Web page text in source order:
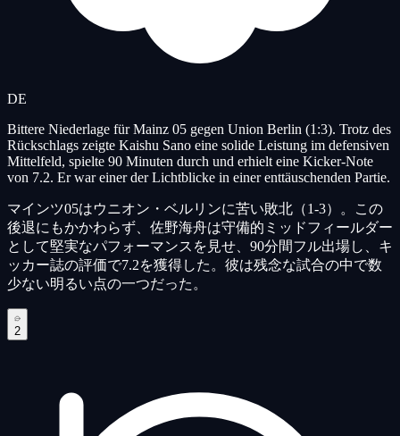
DE
Bittere Niederlage für Mainz 05 gegen Union Berlin (1:3). Trotz des
Rückschlags zeigte Kaishu Sano eine solide Leistung im defensiven
Mittelfeld, spielte 90 Minuten durch und erhielt eine Kicker-Note
von 7.2. Er war einer der Lichtblicke in einer enttäuschenden Partie.
マインツ05はウニオン・ベルリンに苦い敗北（1-3）。この
後退にもかかわらず、佐野海舟は守備的ミッドフィールダー
として堅実なパフォーマンスを見せ、90分間フル出場し、キ
ッカー誌の評価で7.2を獲得した。彼は残念な試合の中で数
少ない明るい点の一つだった。
2